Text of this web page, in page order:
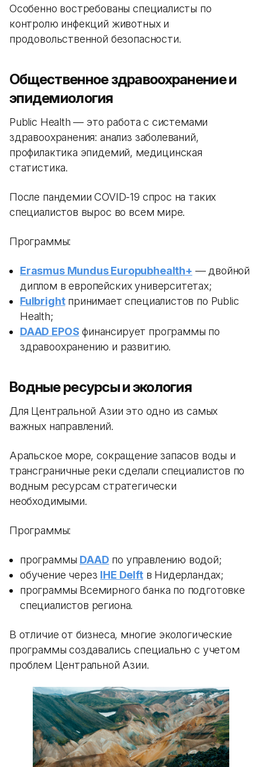
Особенно востребованы специалисты по
контролю инфекций животных и
продовольственной безопасности.
Общественное здравоохранение и
эпидемиология
Public Health — это работа с системами
здравоохранения: анализ заболеваний,
профилактика эпидемий, медицинская
статистика.
После пандемии COVID-19 спрос на таких
специалистов вырос во всем мире.
Программы:
Erasmus Mundus Europubhealth+ — двойной
диплом в европейских университетах;
Fulbrightпринимает специалистов по Public
Health;
DAAD EPOS финансирует программы по
здравоохранению и развитию.
Водные ресурсы и экология
Для Центральной Азии это одно из самых
важных направлений.
Аральское море, сокращение запасов воды и
трансграничные реки сделали специалистов по
водным ресурсам стратегически
необходимыми.
Программы:
программы DAAD по управлению водой;
обучение через IHE Delftв Нидерландах;
программы Всемирного банка по подготовке
специалистов региона.
В отличие от бизнеса, многие экологические
программы создавались специально с учетом
проблем Центральной Азии.